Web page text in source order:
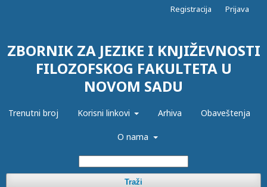
ZBORNIK ZA JEZIKE I KNJIŽEVNOSTI
FILOZOFSKOG FAKULTETA U
NOVOM SADU
Trenutni broj Korisni linkovi Arhiva Obaveštenja
O nama
Traži
Registracija Prijava